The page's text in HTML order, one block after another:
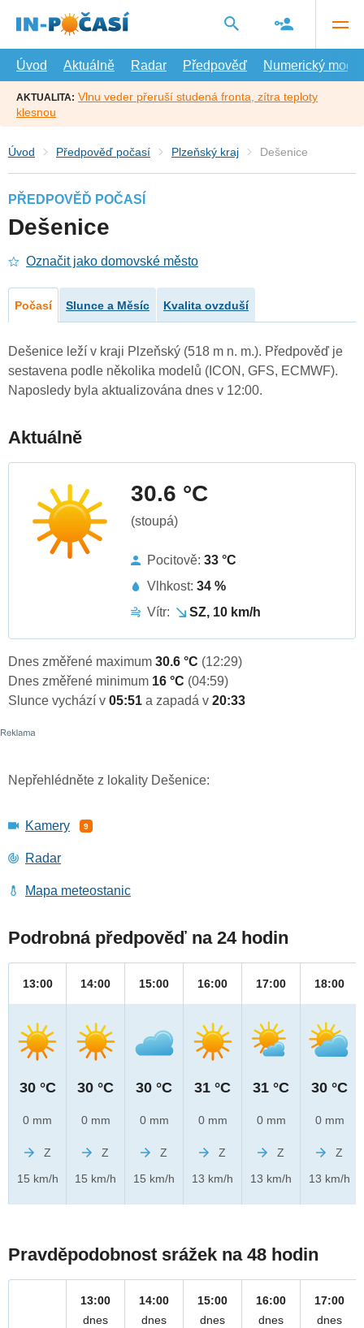
hlavní
Úvod
Aktuálně Radar Předpověď Numerický model
AKTUALITA: Vlnu veder přeruší studená fronta, zítra teploty
klesnou
Úvod Předpověď počasí Plzeňský kraj Dešenice
PŘEDPOVĚĎ POČASÍ
Dešenice
Označit jako domovské město
Počasí Slunce a Měsíc Kvalita ovzduší
Dešenice leží v kraji Plzeňský (518 m n. m.). Předpověď je
sestavena podle několika modelů (ICON, GFS, ECMWF).
Naposledy byla aktualizována dnes v 12:00.
Aktuálně
30.6 °C
(stoupá)
Pocitově: 33 °C
Vlhkost: 34 %
Vítr:
SZ, 10 km/h
Dnes změřené maximum 30.6 °C (12:29)
Dnes změřené minimum 16 °C (04:59)
Slunce vychází v 05:51 a zapadá v 20:33
Nepřehlédněte z lokality Dešenice:
Kamery 9
Radar
Mapa meteostanic
Podrobná předpověď na 24 hodin
13:00
30 °C
0 mm
Z
15 km/h
14:00
30 °C
0 mm
Z
15 km/h
15:00
30 °C
0 mm
Z
15 km/h
16:00
31 °C
0 mm
Z
13 km/h
17:00
31 °C
0 mm
Z
13 km/h
18:00
30 °C
0 mm
Z
13 km/h
Pravděpodobnost srážek na 48 hodin
13:00
dnes
14:00
dnes
15:00
dnes
16:00
dnes
17:00
dnes